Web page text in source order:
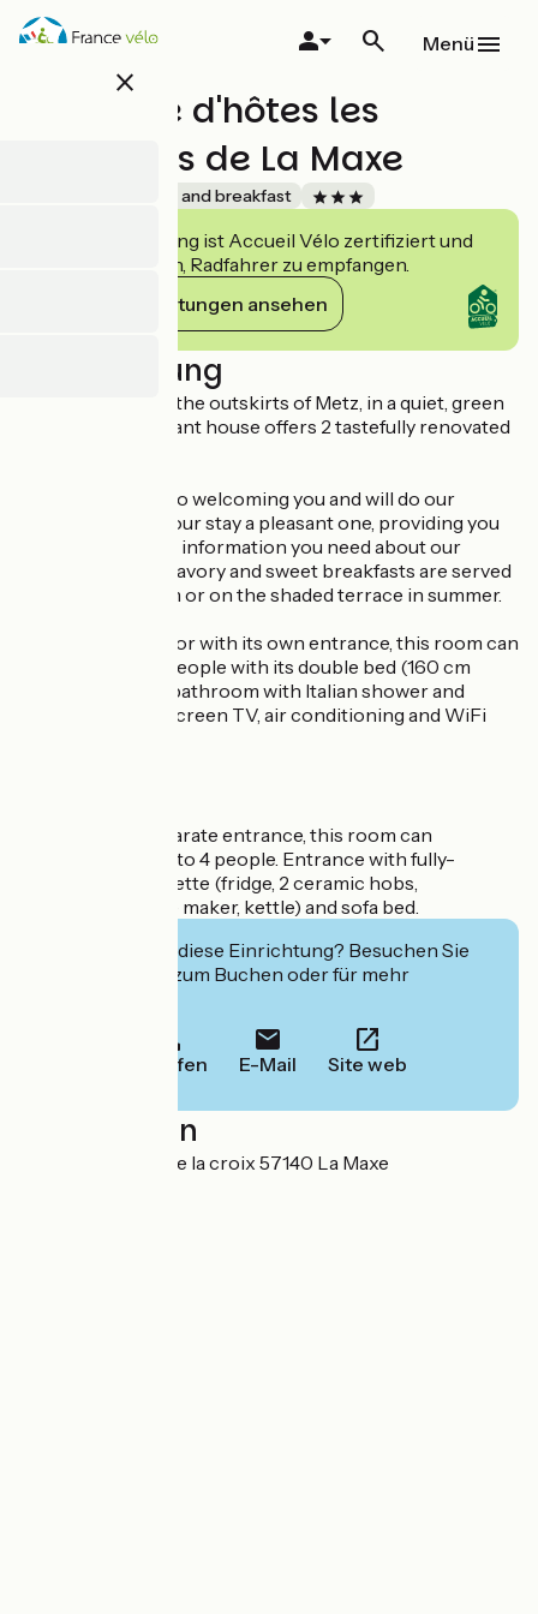
Direkt
zum
close
Menü
Chambre d'hôtes les
chambres de La Maxe
Bed and breakfast
Diese Einrichtung ist Accueil Vélo zertifiziert und
verpflichtet sich, Radfahrer zu empfangen.
Ihre Verpflichtungen ansehen
Beschreibung
Ideally located on the outskirts of Metz, in a quiet, green
setting, this pleasant house offers 2 tastefully renovated
We look forward to welcoming you and will do our
utmost to make your stay a pleasant one, providing you
with all the tourist information you need about our
beautiful region. Savory and sweet breakfasts are served
in the dining room or on the shaded terrace in summer.
On the ground floor with its own entrance, this room can
accommodate 2 people with its double bed (160 cm
x200 cm) and its bathroom with Italian shower and
private WC. Flat-screen TV, air conditioning and WiFi
Upstairs with separate entrance, this room can
accommodate up to 4 people. Entrance with fully-
equipped kitchenette (fridge, 2 ceramic hobs,
microwave, coffee maker, kettle) and sofa bed.
Interessiert Sie diese Einrichtung? Besuchen Sie
deren Website zum Buchen oder für mehr
Anrufen E-Mail Site web
Localisation
10 chemin derrière la croix 57140 La Maxe